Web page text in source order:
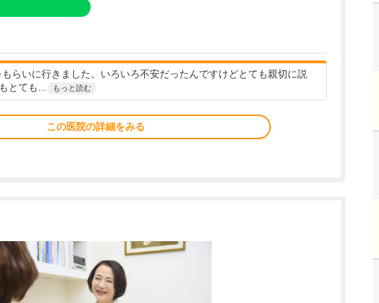
らいに行きました。いろいろ不安だったんですけどとても親切に説
とても...
もっと読む
この医院の詳細をみる